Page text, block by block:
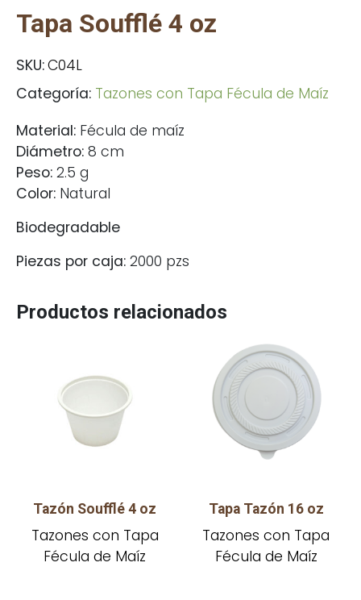
Tapa Soufflé 4 oz
SKU:C04L
Categoría: Tazones con Tapa Fécula de Maíz
Material: Fécula de maíz
Diámetro: 8 cm
Peso: 2.5 g
Color: Natural
Biodegradable
Piezas por caja: 2000 pzs
Productos relacionados
Tazón Soufflé 4 oz
Tazones con Tapa
Fécula de Maíz
Tapa Tazón 16 oz
Tazones con Tapa
Fécula de Maíz